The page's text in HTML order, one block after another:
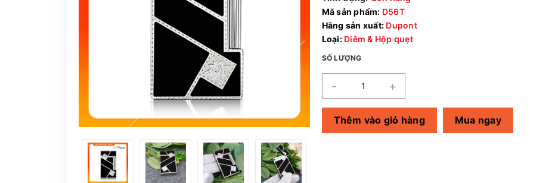
Mã sản phẩm: D56T
Hãng sản xuất: Dupont
Loại:Diêm & Hộp quẹt
SỐ LƯỢNG
- +
Thêm vào giỏ hàng Mua ngay